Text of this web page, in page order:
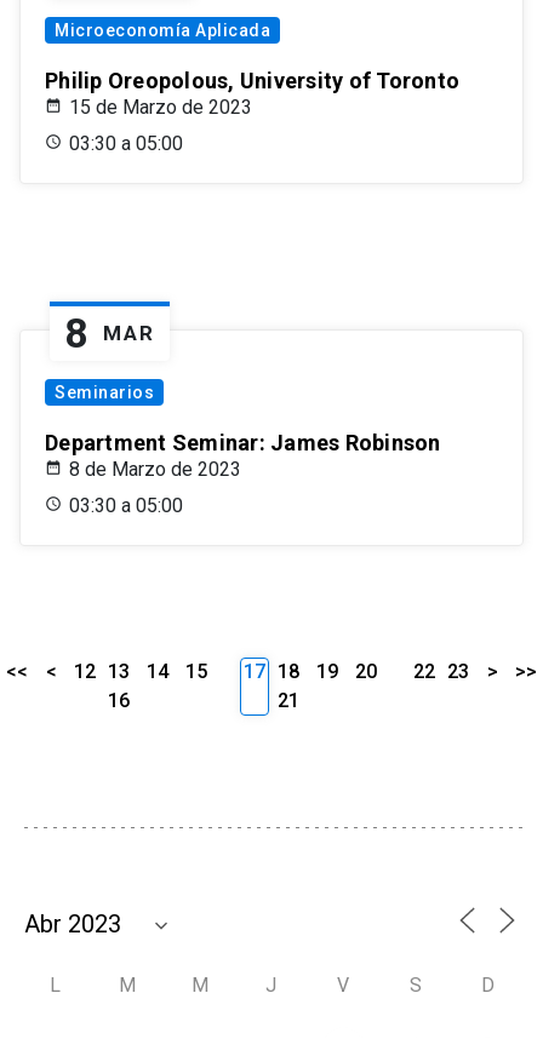
Microeconomía Aplicada
Philip Oreopolous, University of Toronto
15 de Marzo de 2023
03:30 a 05:00
8 MAR
Seminarios
Department Seminar: James Robinson
8 de Marzo de 2023
03:30 a 05:00
<< < 12 13 14
15
16
17 18 19
20
21
22 23 > >>
L M M J V S D